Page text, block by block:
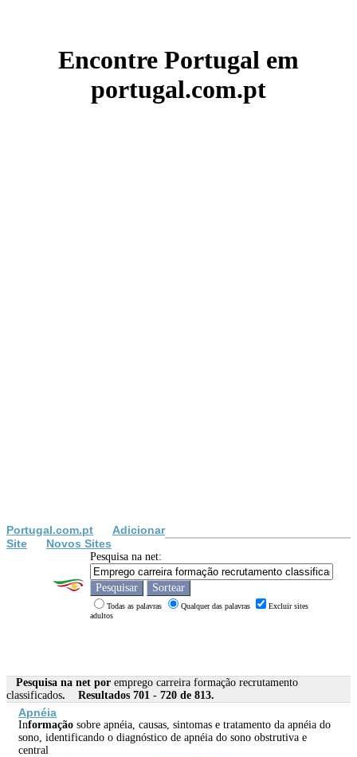
Encontre Portugal em
portugal.com.pt
Portugal.com.pt
Adicionar
Site
Novos Sites
Pesquisa na net:
Todas as palavras Qualquer das palavras
Excluir sites
adultos
Pesquisa na net por emprego carreira formação recrutamento
classificados. Resultados 701 - 720 de 813.
Apnéia
Informação sobre apnéia, causas, sintomas e tratamento da apnéia do
sono, identificando o diagnóstico de apnéia do sono obstrutiva e
central